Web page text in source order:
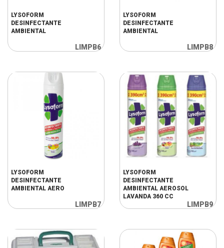
LYSOFORM
DESINFECTANTE
AMBIENTAL
LIMPB6
LYSOFORM
DESINFECTANTE
AMBIENTAL
LIMPB8
LYSOFORM
DESINFECTANTE
AMBIENTAL AERO
LIMPB7
LYSOFORM
DESINFECTANTE
AMBIENTAL AEROSOL
LAVANDA 360 CC
LIMPB9